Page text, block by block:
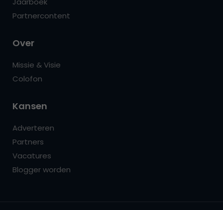
Partnercontent
Over
Missie & Visie
Colofon
Kansen
Adverteren
Partners
Vacatures
Blogger worden